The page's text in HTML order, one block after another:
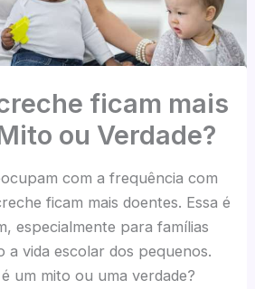
ficam mais
ou Verdade?
com a frequência com
ficam mais doentes. Essa é
especialmente para famílias
a vida escolar dos pequenos.
um mito ou uma verdade?